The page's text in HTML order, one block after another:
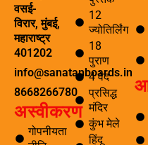
वसई-
विरार, मुंबई,
महाराष्ट्र
401202
info@sanatanboards.in
8668266780
अस्वीकरण
गोपनीयता
12
ज्योतिर्लिंग
18
पुराण
4 वेद
प्रसिद्ध
मंदिर
कुंभ मेले
हिंदू